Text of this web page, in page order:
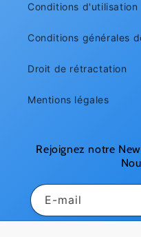
Conditions d'utilisation
Conditions générales
Droit de rétractation
Mentions légales
Rejoignez notre
E-mail